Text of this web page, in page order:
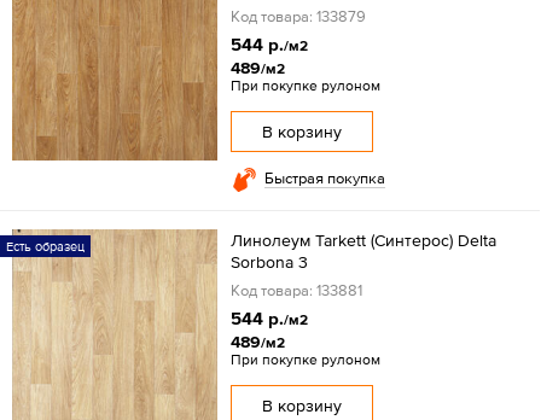
Код товара: 133879
544 р./м2
489/м2
При покупке рулоном
В корзину
Быстрая покупка
Есть образец
Линолеум Tarkett (Синтерос) Delta
Sorbona 3
Код товара: 133881
544 р./м2
489/м2
При покупке рулоном
В корзину